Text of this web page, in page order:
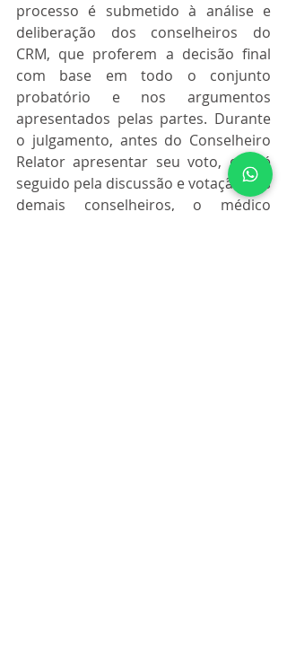
processo é submetido à análise e
deliberação dos conselheiros do
CRM, que proferem a decisão final
com base em todo o conjunto
probatório e nos argumentos
apresentados pelas partes. Durante
o julgamento, antes do Conselheiro
Relator apresentar seu voto, que é
seguido pela discussão e votação dos
demais conselheiros, o médico